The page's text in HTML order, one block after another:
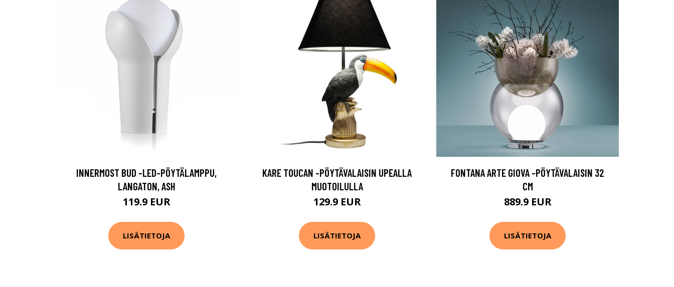
INNERMOST BUD -LED-PÖYTÄLAMPPU,
LANGATON, ASH
119.9 EUR
LISÄTIETOJA
KARE TOUCAN -PÖYTÄVALAISIN UPEALLA
MUOTOILULLA
129.9 EUR
LISÄTIETOJA
FONTANA ARTE GIOVA -PÖYTÄVALAISIN 32
CM
889.9 EUR
LISÄTIETOJA